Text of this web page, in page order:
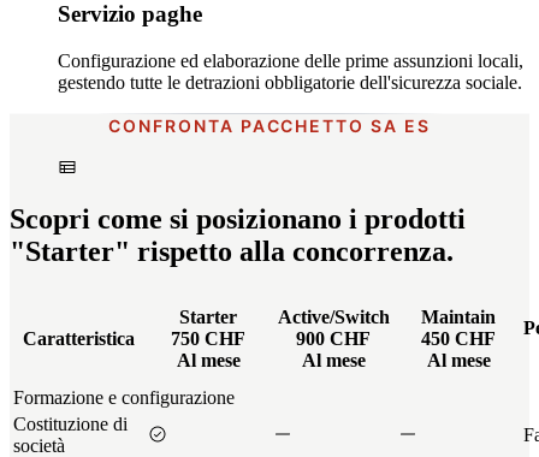
Servizio paghe
Configurazione ed elaborazione delle prime assunzioni locali,
gestendo tutte le detrazioni obbligatorie dell'sicurezza sociale.
CONFRONTA PACCHETTO SA ES
Scopri come si posizionano i prodotti
"Starter" rispetto alla concorrenza.
Caratteristica
Starter
750 CHF
Al mese
Active/Switch
900 CHF
Al mese
Maintain
450 CHF
Al mese
Formazione e configurazione
Costituzione di
società